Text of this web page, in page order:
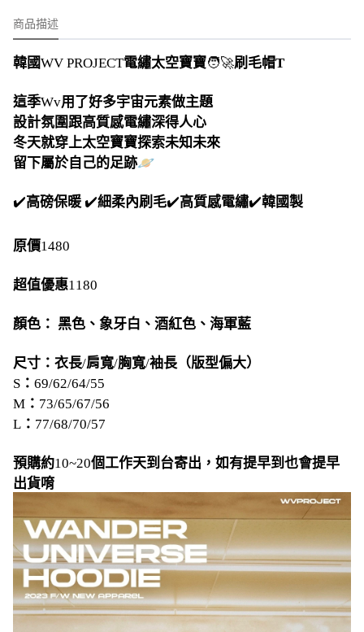
商品描述
韓國WV PROJECT電繡太空寶寶🧑‍🚀刷毛帽T
這季Wv用了好多宇宙元素做主題
設計氛圍跟高質感電繡深得人心
冬天就穿上太空寶寶探索未知未來
留下屬於自己的足跡🪐
✔️高磅保暖 ✔️細柔內刷毛✔️高質感電繡✔️韓國製
原價1480
超值優惠1180
顏色： 黑色、象牙白、酒紅色、海軍藍
尺寸：衣長/肩寬/胸寬/袖長（版型偏大）
S ： 69/62/64/55
M ： 73/65/67/56
L ： 77/68/70/57
預購約10~20個工作天到台寄出，如有提早到也會提早
出貨唷